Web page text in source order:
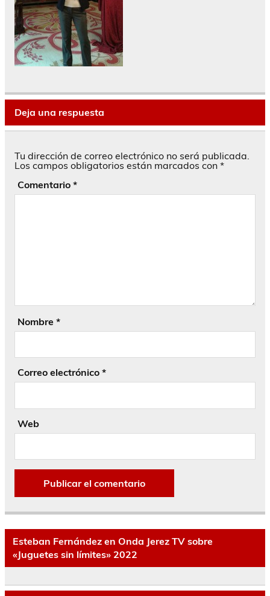
Deja una respuesta
Tu dirección de correo electrónico no será publicada.
Los campos obligatorios están marcados con *
Comentario *
Nombre *
Correo electrónico *
Web
Esteban Fernández en Onda Jerez TV sobre
«Juguetes sin límites» 2022